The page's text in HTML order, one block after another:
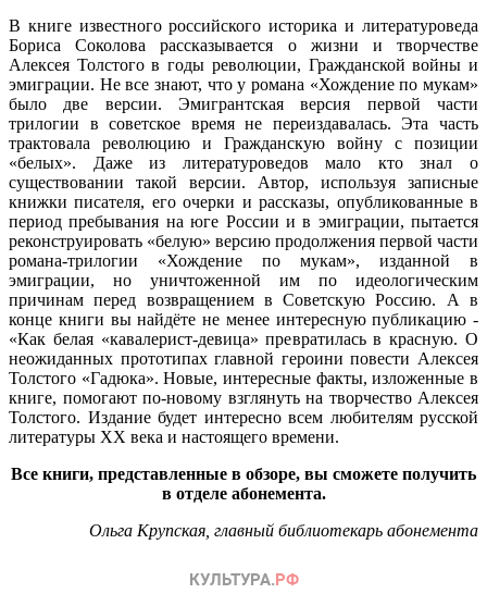
В книге известного российского историка и литературоведа
Бориса Соколова рассказывается о жизни и творчестве
Алексея Толстого в годы революции, Гражданской войны и
эмиграции. Не все знают, что у романа «Хождение по мукам»
было две версии. Эмигрантская версия первой части
трилогии в советское время не переиздавалась. Эта часть
трактовала революцию и Гражданскую войну с позиции
«белых». Даже из литературоведов мало кто знал о
существовании такой версии. Автор, используя записные
книжки писателя, его очерки и рассказы, опубликованные в
период пребывания на юге России и в эмиграции, пытается
реконструировать «белую» версию продолжения первой части
романа-трилогии «Хождение по мукам», изданной в
эмиграции, но уничтоженной им по идеологическим
причинам перед возвращением в Советскую Россию. А в
конце книги вы найдёте не менее интересную публикацию -
«Как белая «кавалерист-девица» превратилась в красную. О
неожиданных прототипах главной героини повести Алексея
Толстого «Гадюка». Новые, интересные факты, изложенные в
книге, помогают по-новому взглянуть на творчество Алексея
Толстого. Издание будет интересно всем любителям русской
литературы XX века и настоящего времени.
Все книги, представленные в обзоре, вы сможете получить
в отделе абонемента.
Ольга Крупская, главный библиотекарь абонемента